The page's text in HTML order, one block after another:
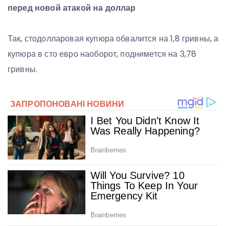
перед новой атакой на доллар
Так, стодолларовая купюра обвалится на 1,8 гривны, а
купюра в сто евро наоборот, поднимется на 3,78
гривны.